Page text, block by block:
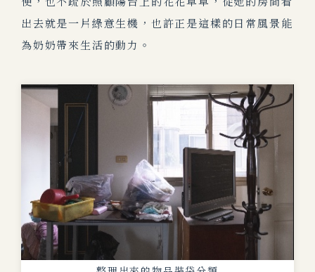
出去就是一片綠意生機，也許正是這樣的日常風景能
為奶奶帶來生活的動力。